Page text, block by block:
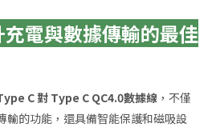
電與數據傳輸的最佳
C 對 Type C QC4.0數據線 ，不僅
輸的功能，還具備智能保護和磁吸設